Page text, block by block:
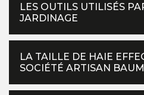
LES OUTILS UTILISÉS
JARDINAGE
LA TAILLE DE HAIE
SOCIÉTÉ ARTISAN